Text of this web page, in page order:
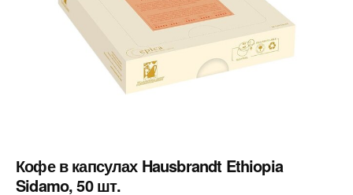
Кофе в капсулах Hausbrandt Ethiopia
Sidamo, 50 шт.